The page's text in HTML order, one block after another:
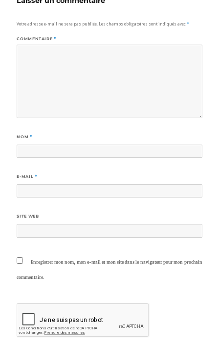
Votre adresse e-mail ne sera pas publiée. Les champs obligatoires sont indiqués avec*
COMMENTAIRE *
NOM *
E-MAIL *
SITE WEB
Enregistrer mon nom, mon e-mail et mon site dans le navigateur pour mon prochain
commentaire.